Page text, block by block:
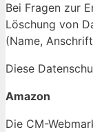
Bei Fragen zur
Löschung von
(Name,
Diese
Amazon
Die CM-